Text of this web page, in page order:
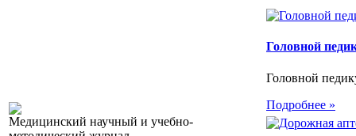
Медицинский научный и учебно-
Головной
Головной
Подробнее »